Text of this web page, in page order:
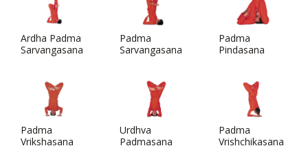
Ardha Padma
Sarvangasana
Padma
Sarvangasana
Padma
Pindasana
Padma
Vrikshasana
Urdhva
Padmasana
Padma
Vrishchikasana